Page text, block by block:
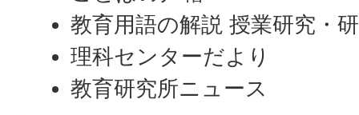
教育用語の解説 授業研究・
理科センターだより
教育研究所ニュース